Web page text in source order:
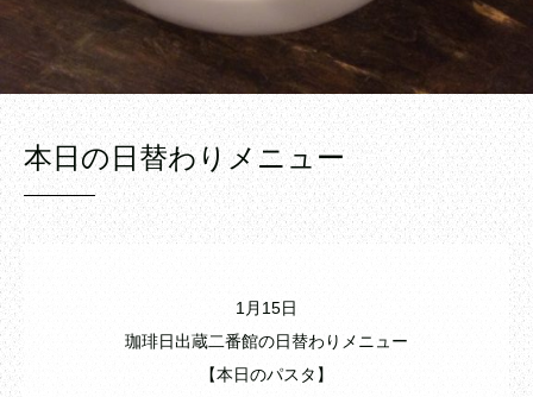
本日の日替わりメニュー
1月15日
珈琲日出蔵二番館の日替わりメニュー
【本日のパスタ】